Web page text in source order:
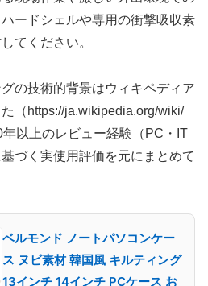
ードシェルや専用の衝撃吸収素
てください。
の技術的背景はウィキペディア
（https://ja.wikipedia.org/wiki/
以上のレビュー経験（PC・IT
づく実使用評価を元にまとめて
ベルモンド ノートパソコンケー
ス ヌビ素材 韓国風 キルティング
13インチ 14インチ PCケース お